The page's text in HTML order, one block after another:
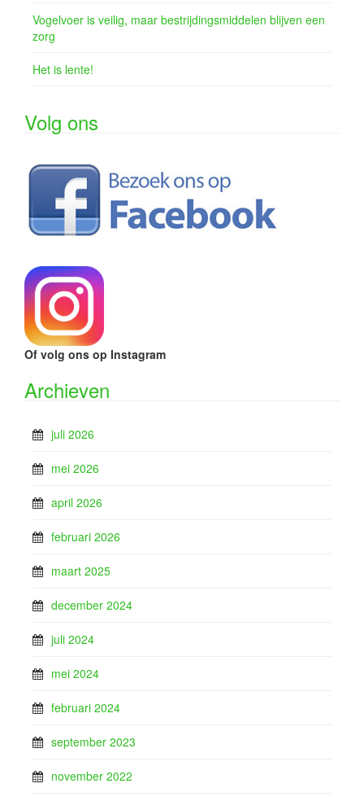
Vogelvoer is veilig, maar bestrijdingsmiddelen blijven een
zorg
Het is lente!
Volg ons
Of volg ons op Instagram
Archieven
juli 2026
mei 2026
april 2026
februari 2026
maart 2025
december 2024
juli 2024
mei 2024
februari 2024
september 2023
november 2022